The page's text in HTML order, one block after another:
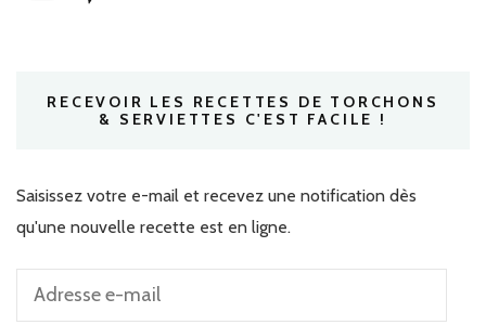
RECEVOIR LES RECETTES DE TORCHONS
& SERVIETTES C'EST FACILE !
Saisissez votre e-mail et recevez une notification dès
qu'une nouvelle recette est en ligne.
Adresse